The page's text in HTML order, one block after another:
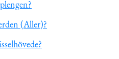
(Aller)?